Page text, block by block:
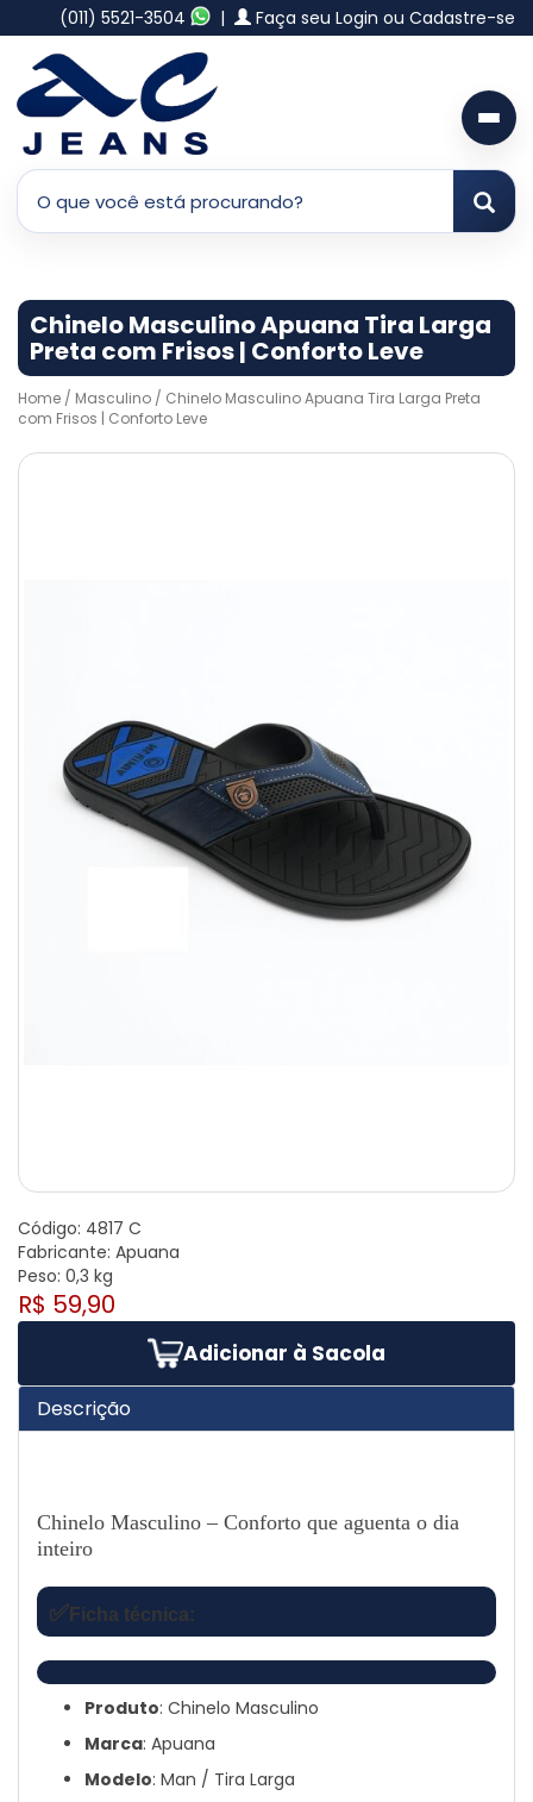
(011) 5521-3504 | Faça seu Login ou Cadastre-se
Chinelo Masculino Apuana Tira Larga
Preta com Frisos | Conforto Leve
Home / Masculino / Chinelo Masculino Apuana Tira Larga Preta
com Frisos | Conforto Leve
Código: 4817 C
Fabricante: Apuana
Peso: 0,3 kg
R$ 59,90
Adicionar à Sacola
Descrição
Chinelo Masculino – Conforto que aguenta o dia
inteiro
✅ Ficha técnica:
Produto: Chinelo Masculino
Marca: Apuana
Modelo: Man / Tira Larga